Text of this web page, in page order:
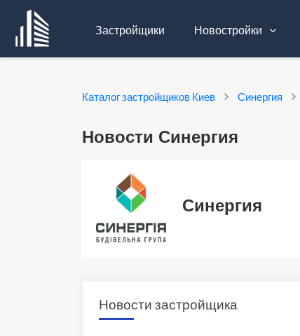
Застройщики Новостройки
Каталог застройщиков Киев Синергия
Новости Синергия
Синергия
Новости застройщика